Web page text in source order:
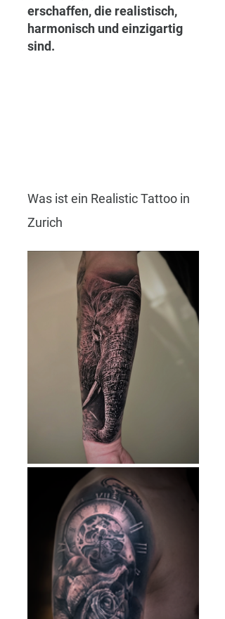
erschaffen, die realistisch,
harmonisch und einzigartig
sind.
Was ist ein Realistic Tattoo in
Zurich